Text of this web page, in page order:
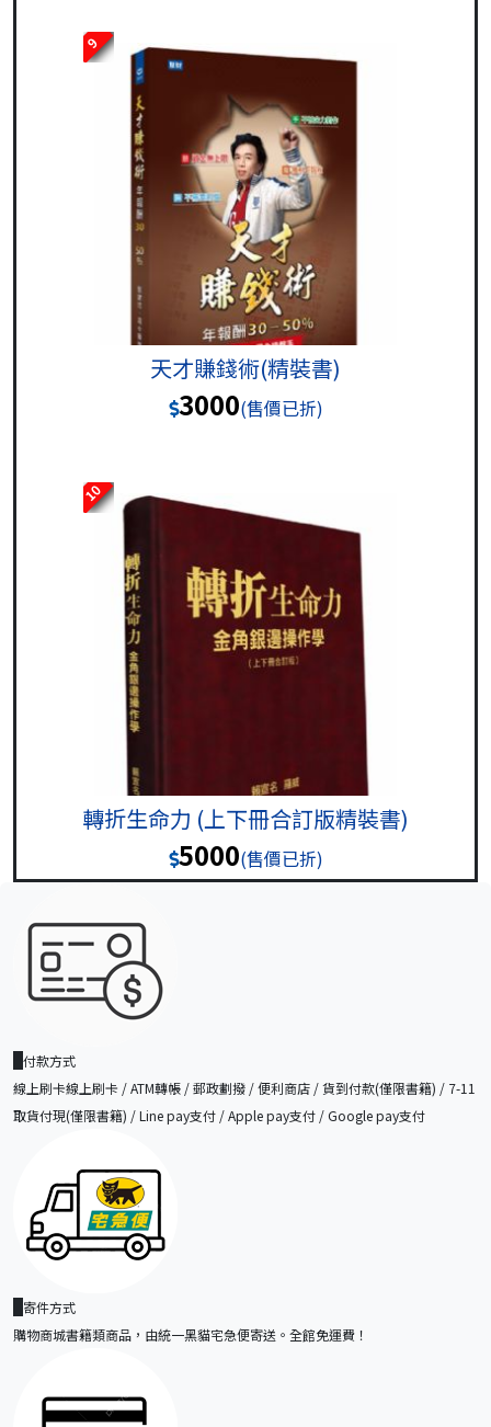
9
天才賺錢術(精裝書)
3000(售價已折)
10
轉折生命力 (上下冊合訂版精裝書)
5000(售價已折)
付款方式
線上刷卡線上刷卡 / ATM轉帳 / 郵政劃撥 / 便利商店 / 貨到付款(僅限書籍) / 7-11
取貨付現(僅限書籍) / Line pay支付 / Apple pay支付 / Google pay支付
寄件方式
購物商城書籍類商品，由統一黑貓宅急便寄送。全館免運費！